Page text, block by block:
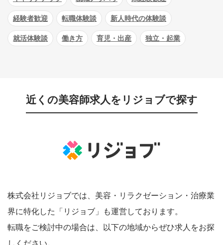
経験者歓迎 転職体験談 新人時代の体験談
就活体験談 働き方 育児・出産 独立・起業
近くの美容師求人をリジョブで探す
株式会社リジョブでは、美容・リラクゼーション・治療業
界に特化した「リジョブ」も運営しております。
転職をご検討中の場合は、以下の地域からぜひ求人をお探
しください。